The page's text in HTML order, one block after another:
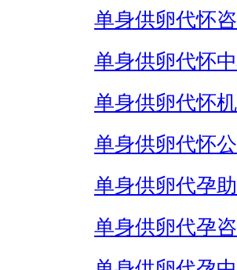
单身供卵代怀
单身供卵代怀
单身供卵代怀
单身供卵代怀公
单身供卵代孕
单身供卵代孕